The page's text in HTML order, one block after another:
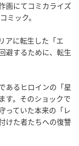
画にてコミカライズ
ミック。
アに転生した「エ
避するために、転生
あるヒロインの「星
す。そのショックで
っていた本来の「レ
けた者たちへの復讐